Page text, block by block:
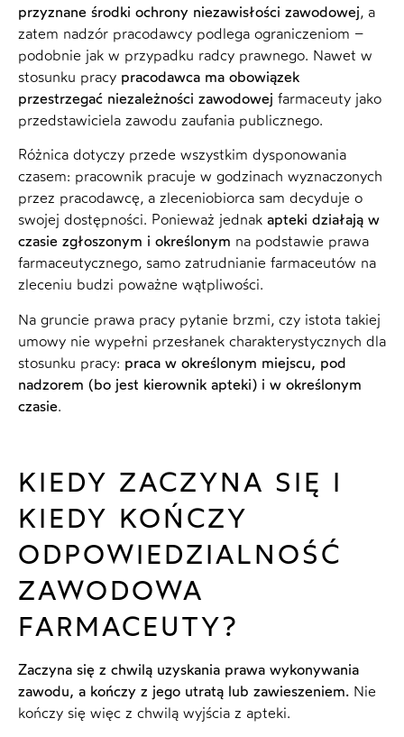
przyznane środki ochrony niezawisłości zawodowej, a
zatem nadzór pracodawcy podlega ograniczeniom –
podobnie jak w przypadku radcy prawnego. Nawet w
stosunku pracy pracodawca ma obowiązek
przestrzegać niezależności zawodowej farmaceuty jako
przedstawiciela zawodu zaufania publicznego.
Różnica dotyczy przede wszystkim dysponowania
czasem: pracownik pracuje w godzinach wyznaczonych
przez pracodawcę, a zleceniobiorca sam decyduje o
swojej dostępności. Ponieważ jednak apteki działają w
czasie zgłoszonym i określonym na podstawie prawa
farmaceutycznego, samo zatrudnianie farmaceutów na
zleceniu budzi poważne wątpliwości.
Na gruncie prawa pracy pytanie brzmi, czy istota takiej
umowy nie wypełni przesłanek charakterystycznych dla
stosunku pracy: praca w określonym miejscu, pod
nadzorem (bo jest kierownik apteki) i w określonym
czasie.
KIEDY ZACZYNA SIĘ I
KIEDY KOŃCZY
ODPOWIEDZIALNOŚĆ
ZAWODOWA
FARMACEUTY?
Zaczyna się z chwilą uzyskania prawa wykonywania
zawodu, a kończy z jego utratą lub zawieszeniem. Nie
kończy się więc z chwilą wyjścia z apteki.